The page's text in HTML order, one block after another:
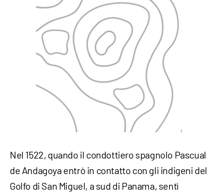
Nel 1522, quando il condottiero spagnolo Pascual
de Andagoya entrò in contatto con gli indigeni del
Golfo di San Miguel, a sud di Panama, sentì